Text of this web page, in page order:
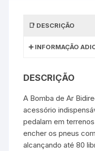
DESCRIÇÃO
INFORMAÇÃO
DESCRIÇÃO
A Bomba de Ar
acessório
pedalam em
encher os pneus
alcançando até 80